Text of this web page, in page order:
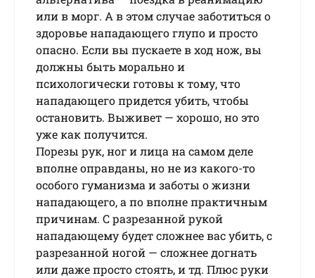
или в морг. А в этом случае заботиться о
здоровье нападающего глупо и просто
опасно. Если вы пускаете в ход нож, вы
должны быть морально и
психологически готовы к тому, что
нападающего придется убить, чтобы
остановить. Выживет — хорошо, но это
уже как получится.
Порезы рук, ног и лица на самом деле
вполне оправданы, но не из какого-то
особого гуманизма и заботы о жизни
нападающего, а по вполне практичным
причинам. С разрезанной рукой
нападающему будет сложнее вас убить, с
разрезанной ногой — сложнее догнать
или даже просто стоять, и тд. Плюс руки